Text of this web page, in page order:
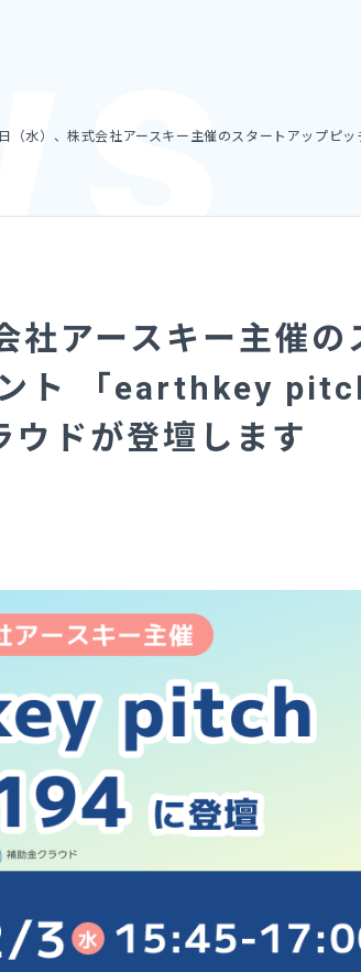
（水）、株式会社アースキー主催のスタートアップピ
社アースキー主催の
ト 「earthkey
ドが登壇します